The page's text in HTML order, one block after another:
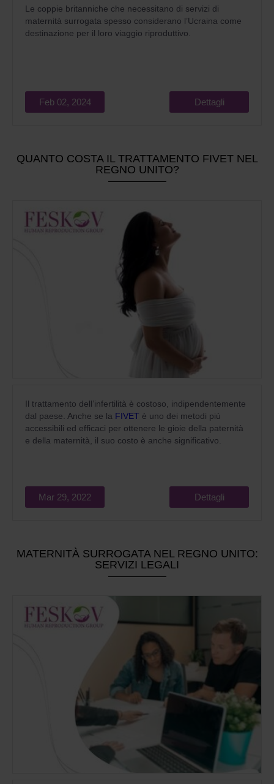
Le coppie britanniche che necessitano di servizi di
maternità surrogata spesso considerano l’Ucraina come
destinazione per il loro viaggio riproduttivo.
Feb 02, 2024 Dettagli
QUANTO COSTA IL TRATTAMENTO FIVET NEL
REGNO UNITO?
Il trattamento dell’infertilità è costoso, indipendentemente
dal paese. Anche se la FIVET è uno dei metodi più
accessibili ed efficaci per ottenere le gioie della paternità
e della maternità, il suo costo è anche significativo.
Mar 29, 2022 Dettagli
MATERNITÀ SURROGATA NEL REGNO UNITO:
SERVIZI LEGALI